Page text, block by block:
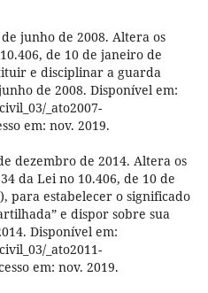
junho de 2008. Altera os
de 10 de janeiro de
e disciplinar a guarda
de 2008. Disponível em:
_ato2007-
em: nov. 2019.
dezembro de 2014. Altera os
da Lei no 10.406, de 10 de
para estabelecer o significado
e dispor sobre sua
Disponível em:
_ato2011-
em: nov. 2019.